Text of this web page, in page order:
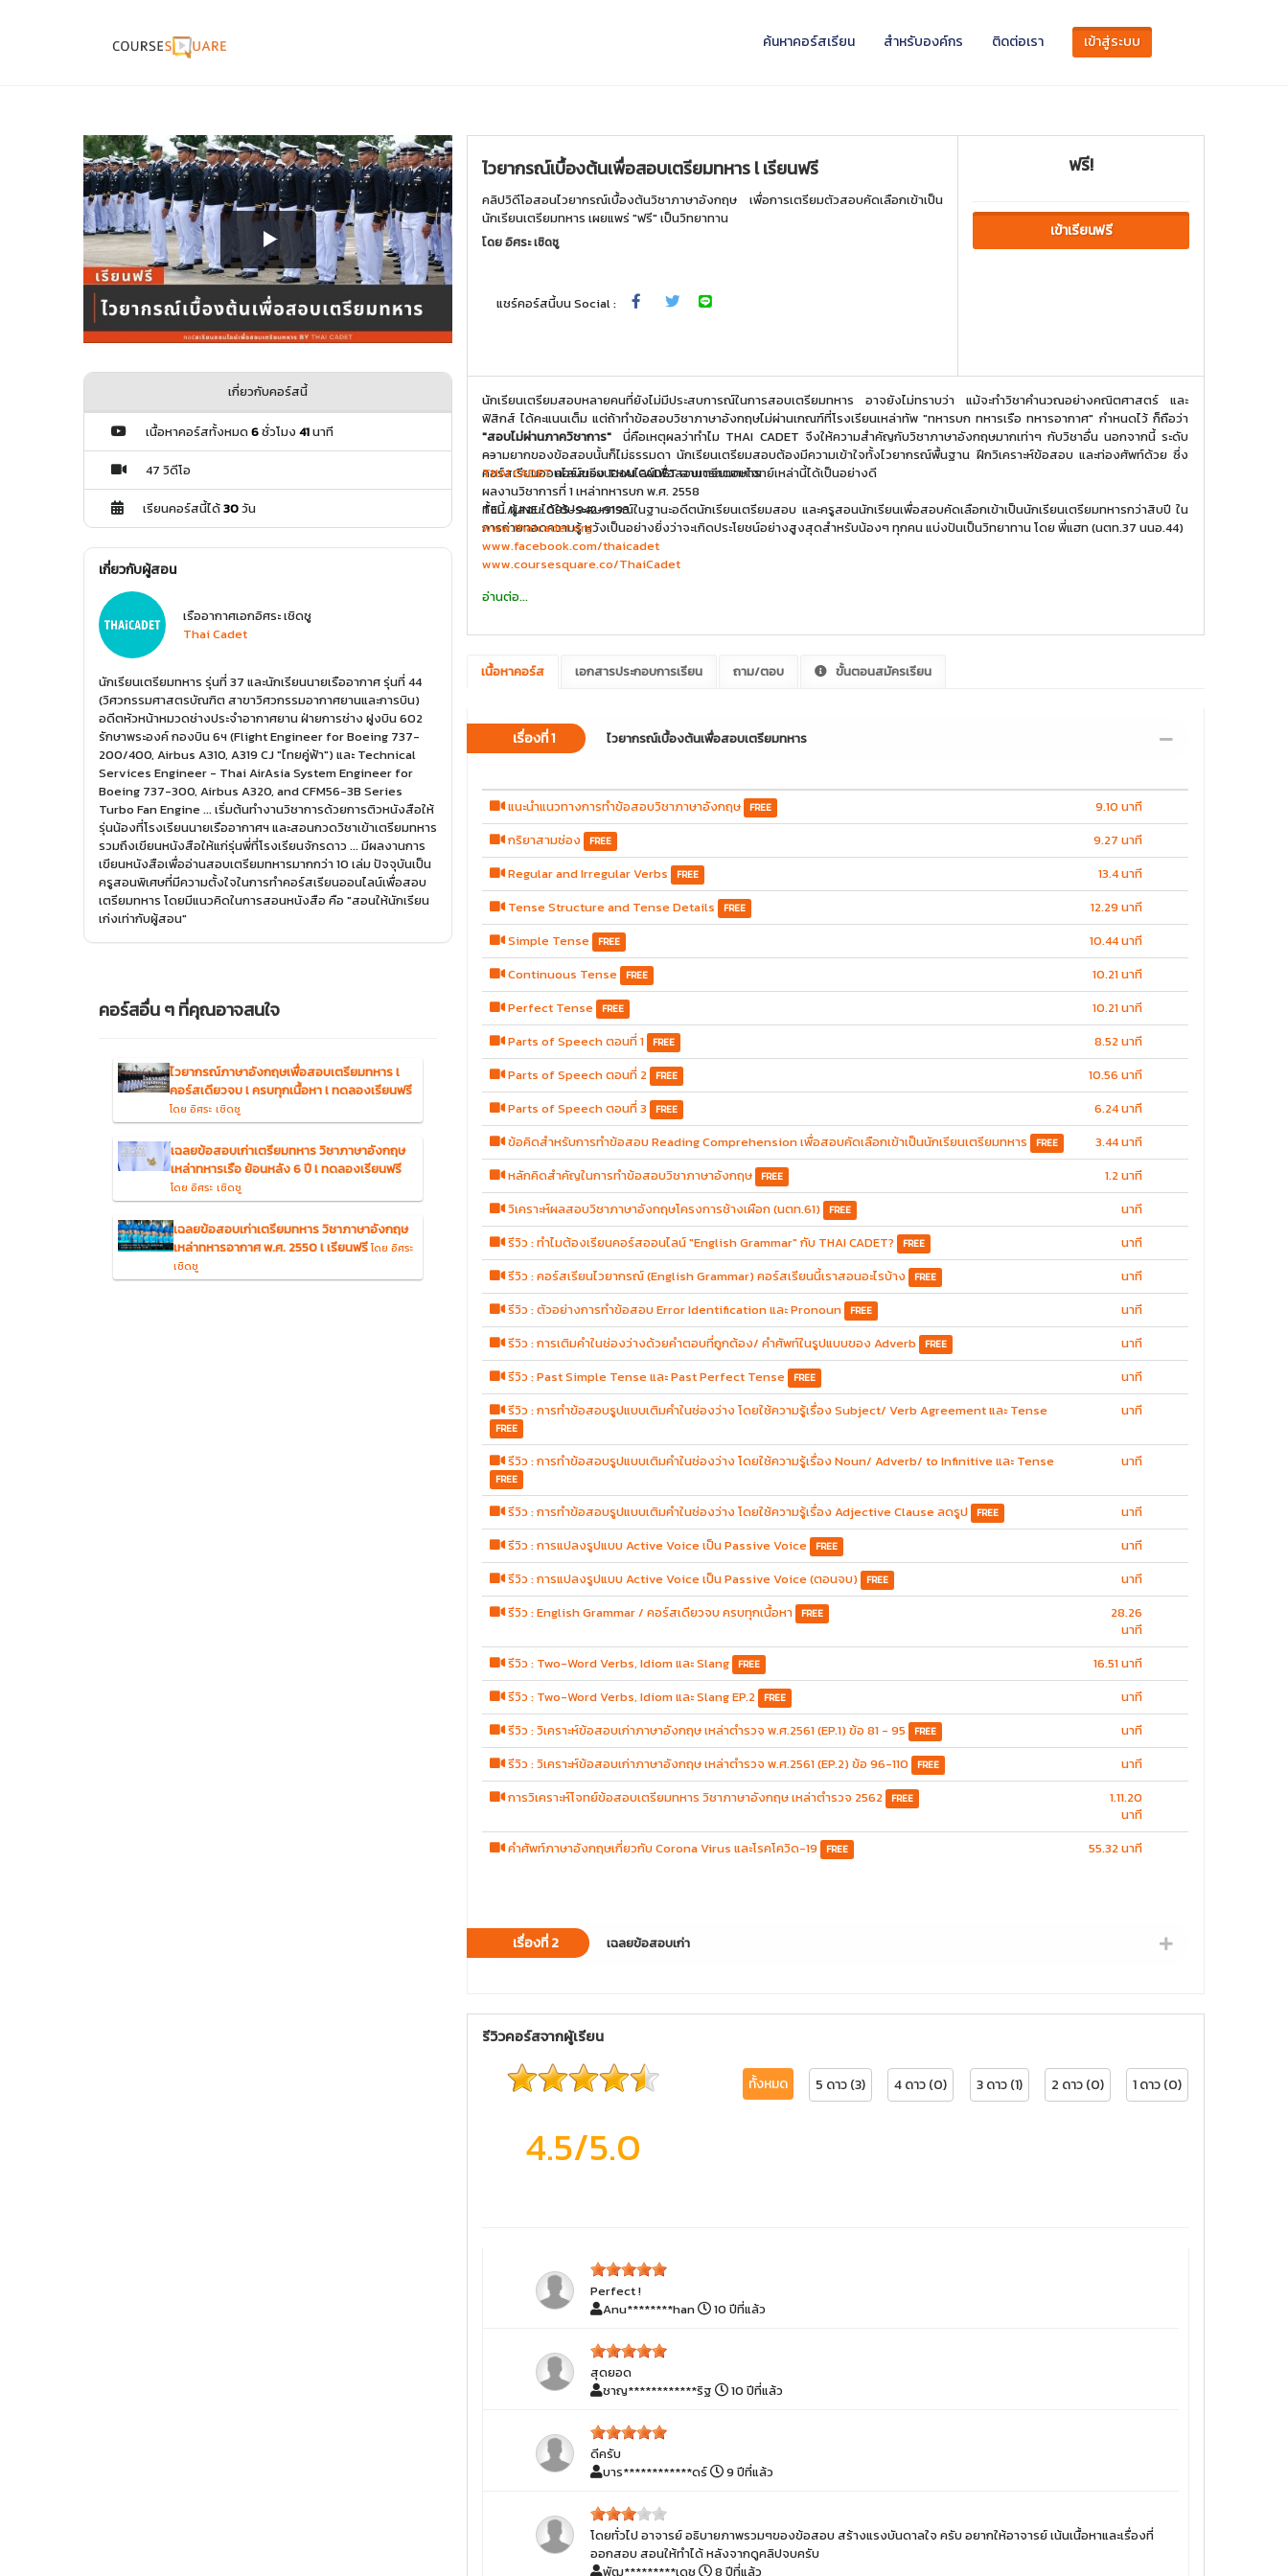
ค้นหาคอร์สเรียน สำหรับองค์กร ติดต่อเรา เข้าสู่ระบบ
ไวยากรณ์เบื้องต้นเพื่อสอบเตรียมทหาร l เรียนฟรี
คลิปวิดีโอสอนไวยากรณ์เบื้องต้นวิชาภาษาอังกฤษ เพื่อการเตรียมตัวสอบคัดเลือกเข้าเป็น
นักเรียนเตรียมทหาร เผยแพร่ "ฟรี" เป็นวิทยาทาน
โดยอิศระ เชิดชู
แชร์คอร์สนี้บน Social :
ฟรี!
เข้าเรียนฟรี
นักเรียนเตรียมสอบหลายคนที่ยังไม่มีประสบการณ์ในการสอบเตรียมทหาร อาจยังไม่ทราบว่า แม้จะทำวิชาคำนวณอย่างคณิตศาสตร์ และ
ฟิสิกส์ ได้คะแนนเต็ม แต่ถ้าทำข้อสอบวิชาภาษาอังกฤษไม่ผ่านเกณฑ์ที่โรงเรียนเหล่าทัพ "ทหารบก ทหารเรือ ทหารอากาศ" กำหนดไว้ ก็ถือว่า
"สอบไม่ผ่านภาควิชาการ"นี่คือเหตุผลว่าทำไม THAI CADET จึงให้ความสำคัญกับวิชาภาษาอังกฤษมากเท่าๆ กับวิชาอื่น นอกจากนี้ ระดับ
ความยากของข้อสอบนั้นก็ไม่ธรรมดา นักเรียนเตรียมสอบต้องมีความเข้าใจทั้งไวยากรณ์พื้นฐาน ฝึกวิเคราะห์ข้อสอบ และท่องศัพท์ด้วย ซึ่ง
คอร์สเรียนออนไลน์ของ THAI CADET สามารถตอบโจทย์เหล่านี้ได้เป็นอย่างดี
ทั้งนี้ ผู้สอนได้ใช้ประสบการณ์ในฐานะอดีตนักเรียนเตรียมสอบ และครูสอนนักเรียนเพื่อสอบคัดเลือกเข้าเป็นนักเรียนเตรียมทหารกว่าสิบปี ใน
การถ่ายทอดความรู้ หวังเป็นอย่างยิ่งว่าจะเกิดประโยชน์อย่างสูงสุดสำหรับน้องๆ ทุกคน แบ่งปันเป็นวิทยาทาน โดย พี่แฮท (นตท.37 นนอ.44)
--
THAI CADETคอร์สเรียนออนไลน์เพื่อสอบเตรียมทหาร
ผลงานวิชาการที่ 1 เหล่าทหารบก พ.ศ. 2558
TEL./LINE : 095-942-9193
www.thaicadet.org
www.facebook.com/thaicadet
www.coursesquare.co/ThaiCadet
อ่านต่อ...
เนื้อหาคอร์ส เอกสารประกอบการเรียน ถาม/ตอบ ขั้นตอนสมัครเรียน
เรื่องที่ 1 ไวยากรณ์เบื้องต้นเพื่อสอบเตรียมทหาร
แนะนำแนวทางการทำข้อสอบวิชาภาษาอังกฤษ FREE
9.10 นาที
กริยาสามช่อง
FREE
9.27 นาที
Regular and Irregular Verbs
FREE
13.4 นาที
Tense Structure and Tense Details
FREE
12.29 นาที
Simple Tense FREE
10.44 นาที
Continuous Tense FREE
10.21 นาที
Perfect Tense FREE
10.21 นาที
Parts of Speech ตอนที่ 1 FREE
8.52 นาที
Parts of Speech ตอนที่ 2 FREE
10.56 นาที
Parts of Speech ตอนที่ 3
FREE
6.24 นาที
ข้อคิดสำหรับการทำข้อสอบ Reading Comprehension เพื่อสอบคัดเลือกเข้าเป็นนักเรียนเตรียมทหาร
FREE
3.44 นาที
หลักคิดสำคัญในการทำข้อสอบวิชาภาษาอังกฤษ FREE
1.2 นาที
วิเคราะห์ผลสอบวิชาภาษาอังกฤษโครงการช้างเผือก (นตท.61) FREE
นาที
รีวิว : ทำไมต้องเรียนคอร์สออนไลน์ "English Grammar" กับ THAI CADET?
FREE
นาที
รีวิว : คอร์สเรียนไวยากรณ์ (English Grammar) คอร์สเรียนนี้เราสอนอะไรบ้าง
FREE
นาที
รีวิว : ตัวอย่างการทำข้อสอบ Error Identification และ Pronoun FREE
นาที
รีวิว : การเติมคำในช่องว่างด้วยคำตอบที่ถูกต้อง/ คำศัพท์ในรูปแบบของ Adverb
FREE
นาที
รีวิว : Past Simple Tense และ Past Perfect Tense FREE
นาที
รีวิว : การทำข้อสอบรูปแบบเติมคำในช่องว่าง โดยใช้ความรู้เรื่อง Subject/ Verb Agreement และ Tense
FREE
นาที
รีวิว : การทำข้อสอบรูปแบบเติมคำในช่องว่าง โดยใช้ความรู้เรื่อง Noun/ Adverb/ to Infinitive และ Tense
FREE
นาที
รีวิว : การทำข้อสอบรูปแบบเติมคำในช่องว่าง โดยใช้ความรู้เรื่อง Adjective Clause ลดรูป FREE
นาที
รีวิว : การแปลงรูปแบบ Active Voice เป็น Passive Voice FREE
นาที
รีวิว : การแปลงรูปแบบ Active Voice เป็น Passive Voice (ตอนจบ) FREE
นาที
รีวิว : English Grammar / คอร์สเดียวจบ ครบทุกเนื้อหา FREE
28.26
นาที
รีวิว : Two-Word Verbs, Idiom และ Slang FREE
16.51 นาที
รีวิว : Two-Word Verbs, Idiom และ Slang EP.2 FREE
นาที
รีวิว : วิเคราะห์ข้อสอบเก่าภาษาอังกฤษ เหล่าตำรวจ พ.ศ.2561 (EP.1) ข้อ 81 - 95
FREE
นาที
รีวิว : วิเคราะห์ข้อสอบเก่าภาษาอังกฤษ เหล่าตำรวจ พ.ศ.2561 (EP.2) ข้อ 96-110
FREE
นาที
การวิเคราะห์โจทย์ข้อสอบเตรียมทหาร วิชาภาษาอังกฤษ เหล่าตำรวจ 2562 FREE
1.11.20
นาที
คำศัพท์ภาษาอังกฤษเกี่ยวกับ Corona Virus และโรคโควิด-19 FREE 55.32 นาที
เรื่องที่ 2 เฉลยข้อสอบเก่า
รีวิวคอร์สจากผู้เรียน
4.5/5.0
ทั้งหมด 5 ดาว (3) 4 ดาว (0) 3 ดาว (1) 2 ดาว (0) 1 ดาว (0)
Perfect !
Anu********han
10 ปีที่แล้ว
สุดยอด
ชาญ************ริฐ
10 ปีที่แล้ว
ดีครับ
บาร************ดร์
9 ปีที่แล้ว
โดยทั่วไป อาจารย์ อธิบายภาพรวมๆของข้อสอบ สร้างแรงบันดาลใจ ครับ อยากให้อาจารย์ เน้นเนื้อหาและเรื่องที่
ออกสอบ สอนให้ทำได้ หลังจากดูคลิปจบครับ
พัฒ*********เดช
8 ปีที่แล้ว
เกี่ยวกับคอร์สนี้
เนื้อหาคอร์สทั้งหมด6ชั่วโมง 41นาที
47 วิดีโอ
เรียนคอร์สนี้ได้30วัน
เกี่ยวกับผู้สอน
เรืออากาศเอกอิศระ เชิดชู
Thai Cadet
นักเรียนเตรียมทหาร รุ่นที่ 37 และนักเรียนนายเรืออากาศ รุ่นที่ 44
(วิศวกรรมศาสตรบัณฑิต สาขาวิศวกรรมอากาศยานและการบิน)
อดีตหัวหน้าหมวดช่างประจำอากาศยาน ฝ่ายการช่าง ฝูงบิน 602
รักษาพระองค์ กองบิน 6ฯ (Flight Engineer for Boeing 737-
200/400, Airbus A310, A319 CJ "ไทยคู่ฟ้า") และ Technical
Services Engineer - Thai AirAsia System Engineer for
Boeing 737-300, Airbus A320, and CFM56-3B Series
Turbo Fan Engine ... เริ่มต้นทำงานวิชาการด้วยการติวหนังสือให้
รุ่นน้องที่โรงเรียนนายเรืออากาศฯ และสอนกวดวิชาเข้าเตรียมทหาร
รวมถึงเขียนหนังสือให้แก่รุ่นพี่ที่โรงเรียนจักรดาว ... มีผลงานการ
เขียนหนังสือเพื่ออ่านสอบเตรียมทหารมากกว่า 10 เล่ม ปัจจุบันเป็น
ครูสอนพิเศษที่มีความตั้งใจในการทำคอร์สเรียนออนไลน์เพื่อสอบ
เตรียมทหาร โดยมีแนวคิดในการสอนหนังสือ คือ "สอนให้นักเรียน
เก่งเท่ากับผู้สอน"
คอร์สอื่น ๆ ที่คุณอาจสนใจ
ไวยากรณ์ภาษาอังกฤษเพื่อสอบเตรียมทหาร l
คอร์สเดียวจบ l ครบทุกเนื้อหา l ทดลองเรียนฟรี
โดย อิศระ เชิดชู
เฉลยข้อสอบเก่าเตรียมทหาร วิชาภาษาอังกฤษ
เหล่าทหารเรือ ย้อนหลัง 6 ปี l ทดลองเรียนฟรี
โดย อิศระ เชิดชู
เฉลยข้อสอบเก่าเตรียมทหาร วิชาภาษาอังกฤษ
เหล่าทหารอากาศ พ.ศ. 2550 l เรียนฟรีโดย อิศระ
เชิดชู